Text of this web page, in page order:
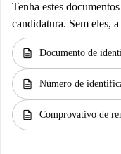
Tenha estes
candidatura. Sem eles,
description Documento de
description Número de
description Comprovativo de